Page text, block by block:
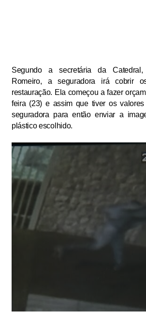
Segundo a secretária da Catedral,
Romeiro, a seguradora irá cobrir
restauração. Ela começou a fazer
feira (23) e assim que tiver os
seguradora para então enviar a
plástico escolhido.